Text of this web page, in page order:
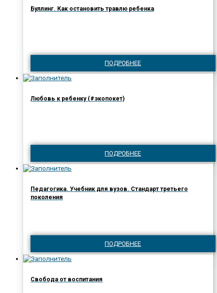
Буллинг. Как остановить травлю ребенка
ПОДРОБНЕЕ
Любовь к ребенку (#экопокет)
ПОДРОБНЕЕ
Педагогика. Учебник для вузов. Стандарт третьего
поколения
ПОДРОБНЕЕ
Свобода от воспитания